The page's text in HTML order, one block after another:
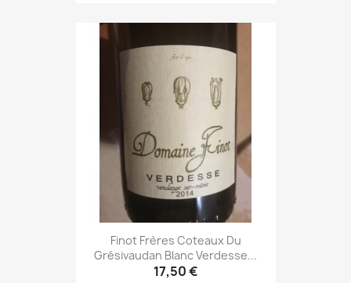
Finot Frères Coteaux Du
Grésivaudan Blanc Verdesse...
17,50 €